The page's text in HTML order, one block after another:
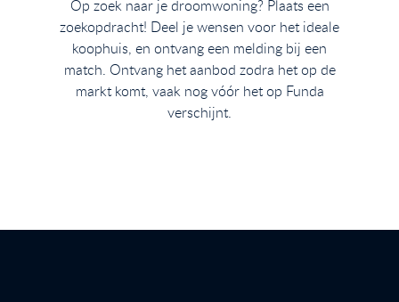
Op zoek naar je droomwoning? Plaats een
zoekopdracht! Deel je wensen voor het ideale
koophuis, en ontvang een melding bij een
match. Ontvang het aanbod zodra het op de
markt komt, vaak nog vóór het op Funda
verschijnt.